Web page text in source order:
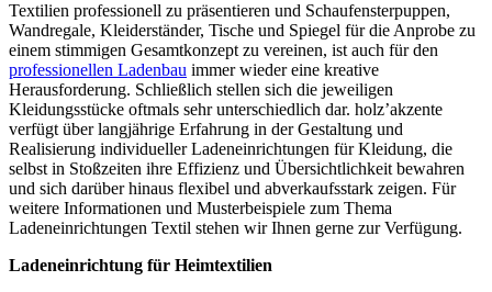
Textilien professionell zu präsentieren und Schaufensterpuppen,
Wandregale, Kleiderständer, Tische und Spiegel für die Anprobe zu
einem stimmigen Gesamtkonzept zu vereinen, ist auch für den
professionellen Ladenbau immer wieder eine kreative
Herausforderung. Schließlich stellen sich die jeweiligen
Kleidungsstücke oftmals sehr unterschiedlich dar. holz’akzente
verfügt über langjährige Erfahrung in der Gestaltung und
Realisierung individueller Ladeneinrichtungen für Kleidung, die
selbst in Stoßzeiten ihre Effizienz und Übersichtlichkeit bewahren
und sich darüber hinaus flexibel und abverkaufsstark zeigen. Für
weitere Informationen und Musterbeispiele zum Thema
Ladeneinrichtungen Textil stehen wir Ihnen gerne zur Verfügung.
Ladeneinrichtung für Heimtextilien